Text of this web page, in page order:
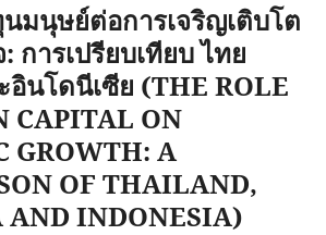
มนุษย์ต่อการเจริญเติบโต
การเปรียบเทียบ ไทย
อินโดนีเซีย (THE ROLE
CAPITAL ON
GROWTH: A
OF THAILAND,
INDONESIA)